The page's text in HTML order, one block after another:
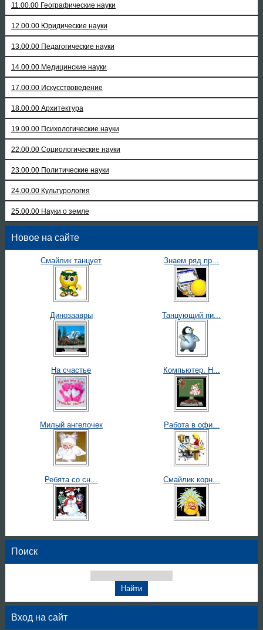
11.00.00 Географические науки
12.00.00 Юридические науки
13.00.00 Педагогические науки
14.00.00 Медицинские науки
17.00.00 Искусствоведение
18.00.00 Архитектура
19.00.00 Психологические науки
22.00.00 Социологические науки
23.00.00 Политические науки
24.00.00 Культурология
25.00.00 Науки о земле
Новое на сайте
Смайлик танцует Знаем ряд пр...
Динозаавры Танцующий пи...
На счастье Компьютер. Н...
Милый ангелочек Работа в офи...
Ребята со сн... Смайлик корн...
Поиск
Вход на сайт